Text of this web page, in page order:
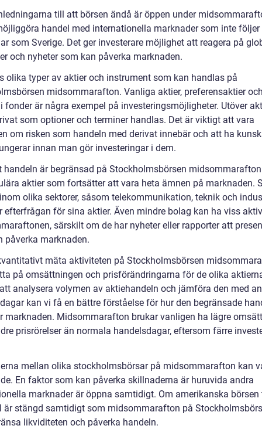
till att börsen ändå är öppen under
handel med internationella marknader som inte
som Sverige. Det ger investerare möjlighet att reagera på
och nyheter som kan påverka marknaden.
olika typer av aktier och instrument som kan handlas på
midsommarafton. Vanliga aktier, preferensaktier
fonder är några exempel på investeringsmöjligheter. Utöver
som optioner och terminer handlas. Det är viktigt att vara
om risken som handeln med derivat innebär och att ha
innan man gör investeringar i dem.
handeln är begränsad på Stockholmsbörsen
aktier som fortsätter att vara heta ämnen på marknaden.
olika sektorer, såsom telekommunikation, teknik och
efterfrågan för sina aktier. Även mindre bolag kan ha viss
särskilt om de har nyheter eller rapporter att
påverka marknaden.
mäta aktiviteten på Stockholmsbörsen
på omsättningen och prisförändringarna för de olika
analysera volymen av aktiehandeln och jämföra den med
kan vi få en bättre förståelse för hur den begränsade
marknaden. Midsommarafton brukar vanligen ha lägre
prisrörelser än normala handelsdagar, eftersom färre
mellan olika stockholmsbörsar på midsommarafton kan
En faktor som kan påverka skillnaderna är huruvida andra
marknader är öppna samtidigt. Om amerikanska börsen
är stängd samtidigt som midsommarafton på
likviditeten och påverka handeln.